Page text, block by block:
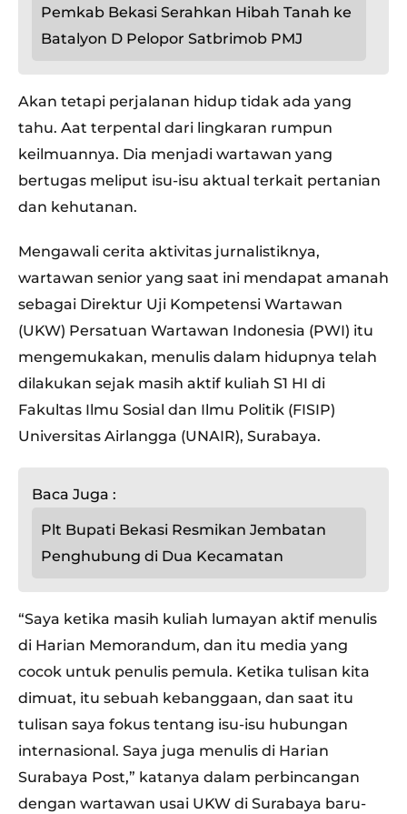
Pemkab Bekasi Serahkan Hibah Tanah ke
Batalyon D Pelopor Satbrimob PMJ
Akan tetapi perjalanan hidup tidak ada yang
tahu. Aat terpental dari lingkaran rumpun
keilmuannya. Dia menjadi wartawan yang
bertugas meliput isu-isu aktual terkait pertanian
dan kehutanan.
Mengawali cerita aktivitas jurnalistiknya,
wartawan senior yang saat ini mendapat amanah
sebagai Direktur Uji Kompetensi Wartawan
(UKW) Persatuan Wartawan Indonesia (PWI) itu
mengemukakan, menulis dalam hidupnya telah
dilakukan sejak masih aktif kuliah S1 HI di
Fakultas Ilmu Sosial dan Ilmu Politik (FISIP)
Universitas Airlangga (UNAIR), Surabaya.
Baca Juga :
Plt Bupati Bekasi Resmikan Jembatan
Penghubung di Dua Kecamatan
“Saya ketika masih kuliah lumayan aktif menulis
di Harian Memorandum, dan itu media yang
cocok untuk penulis pemula. Ketika tulisan kita
dimuat, itu sebuah kebanggaan, dan saat itu
tulisan saya fokus tentang isu-isu hubungan
internasional. Saya juga menulis di Harian
Surabaya Post,” katanya dalam perbincangan
dengan wartawan usai UKW di Surabaya baru-